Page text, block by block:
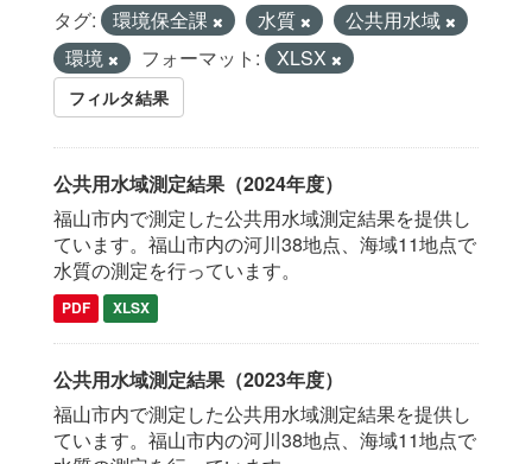
タグ: 環境保全課 水質
公共用水域
環境
フォーマット: XLSX
フィルタ結果
公共用水域測定結果（2024年度）
福山市内で測定した公共用水域測定結果を提供し
ています。福山市内の河川38地点、海域11地点で
水質の測定を行っています。
PDF XLSX
公共用水域測定結果（2023年度）
福山市内で測定した公共用水域測定結果を提供し
ています。福山市内の河川38地点、海域11地点で